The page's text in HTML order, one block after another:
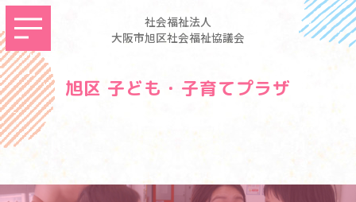
社会福祉法人
大阪市旭区社会福祉協議会
旭区 子ども・子育てプラザ